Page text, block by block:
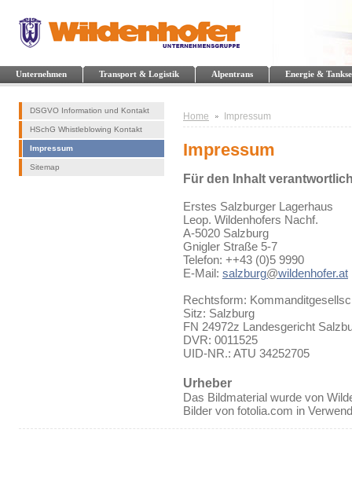
Unternehmen Transport & Logistik Alpentrans Energie &
DSGVO Information und Kontakt
HSchG Whistleblowing Kontakt
Impressum
Sitemap
Home Impressum
Impressum
Für den Inhalt
Erstes Salzburger Lagerhaus
Leop. Wildenhofers Nachf.
A-5020 Salzburg
Gnigler Straße 5-7
Telefon: ++43 (0)5 9990
E-Mail: salzburg@wildenhofer.at
Rechtsform:
Sitz: Salzburg
FN 24972z Landesgericht
DVR: 0011525
UID-NR.: ATU 34252705
Urheber
Das Bildmaterial wurde von
Bilder von fotolia.com in